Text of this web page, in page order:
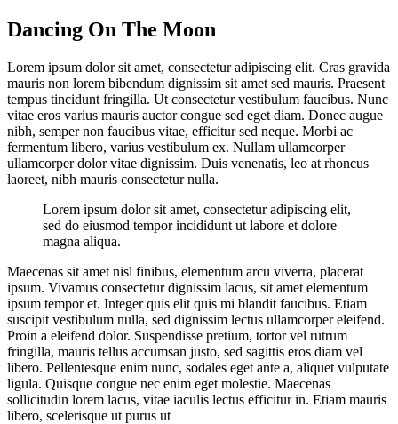
Dancing On The Moon
Lorem ipsum dolor sit amet, consectetur adipiscing elit. Cras gravida
mauris non lorem bibendum dignissim sit amet sed mauris. Praesent
tempus tincidunt fringilla. Ut consectetur vestibulum faucibus. Nunc
vitae eros varius mauris auctor congue sed eget diam. Donec augue
nibh, semper non faucibus vitae, efficitur sed neque. Morbi ac
fermentum libero, varius vestibulum ex. Nullam ullamcorper
ullamcorper dolor vitae dignissim. Duis venenatis, leo at rhoncus
laoreet, nibh mauris consectetur nulla.
Lorem ipsum dolor sit amet, consectetur adipiscing elit,
sed do eiusmod tempor incididunt ut labore et dolore
magna aliqua.
Maecenas sit amet nisl finibus, elementum arcu viverra, placerat
ipsum. Vivamus consectetur dignissim lacus, sit amet elementum
ipsum tempor et. Integer quis elit quis mi blandit faucibus. Etiam
suscipit vestibulum nulla, sed dignissim lectus ullamcorper eleifend.
Proin a eleifend dolor. Suspendisse pretium, tortor vel rutrum
fringilla, mauris tellus accumsan justo, sed sagittis eros diam vel
libero. Pellentesque enim nunc, sodales eget ante a, aliquet vulputate
ligula. Quisque congue nec enim eget molestie. Maecenas
sollicitudin lorem lacus, vitae iaculis lectus efficitur in. Etiam mauris
libero, scelerisque ut purus ut